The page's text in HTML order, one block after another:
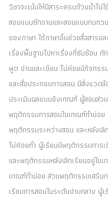
วิชาจะเน้นให้มีสาระครบถ้วนนำไ
สอนแบบซักถามและสอนแบบทบทว
ของภาษา ใช้ภาษาอื่นช่วยสื่อสารแ
เรื่องพื้นฐานไปหาเรื่องที่ซับซ้อน
พูด อ่านและเขียน ไม่ค่อยมีกิจกร
และสื่อประกอบการสอน มีสิ่งแวด
ประเมินผลแบบอิงเกณฑ์ ผู้สอนส่
พฤติกรรมการสอนในเกณฑ์ทำบ่อ
พฤติกรรมระหว่างสอน และหลังเ
ไม่ค่อยทำ ผู้เรียนมีพฤติกรรมการ
และพฤติกรรมหลังเลิกเรียนอยู่ใน
เกณฑ์ทำบ่อย ส่วนพฤติกรรมเสริม
เรียนการสอนในระดับปานกลาง ผู้